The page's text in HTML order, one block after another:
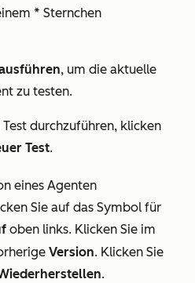
* Sternchen
, um die aktuelle
zu testen.
durchzuführen, klicken
Test.
eines Agenten
Sie auf das Symbol für
oben links. Klicken Sie im
Version. Klicken Sie
.